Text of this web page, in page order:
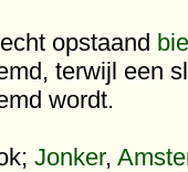
opstaand
terwijl een
wordt.
Jonker,